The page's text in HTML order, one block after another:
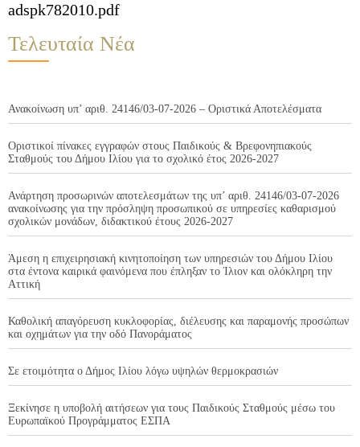
adspk782010.pdf
Τελευταία Νέα
Ανακοίνωση υπ’ αριθ. 24146/03-07-2026 – Οριστικά Αποτελέσματα
Οριστικοί πίνακες εγγραφών στους Παιδικούς & Βρεφονηπιακούς
Σταθμούς του Δήμου Ιλίου για το σχολικό έτος 2026-2027
Ανάρτηση προσωρινών αποτελεσμάτων της υπ’ αριθ. 24146/03-07-2026
ανακοίνωσης για την πρόσληψη προσωπικού σε υπηρεσίες καθαρισμού
σχολικών μονάδων, διδακτικού έτους 2026-2027
Άμεση η επιχειρησιακή κινητοποίηση των υπηρεσιών του Δήμου Ιλίου
στα έντονα καιρικά φαινόμενα που έπληξαν το Ίλιον και ολόκληρη την
Αττική
Καθολική απαγόρευση κυκλοφορίας, διέλευσης και παραμονής προσώπων
και οχημάτων για την οδό Πανοράματος
Σε ετοιμότητα ο Δήμος Ιλίου λόγω υψηλών θερμοκρασιών
Ξεκίνησε η υποβολή αιτήσεων για τους Παιδικούς Σταθμούς μέσω του
Ευρωπαϊκού Προγράμματος ΕΣΠΑ